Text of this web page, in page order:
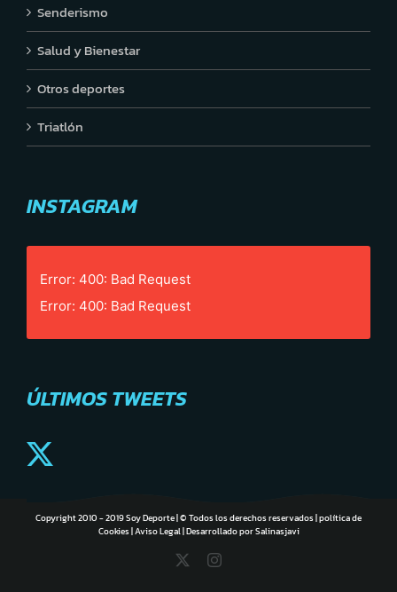
Senderismo
Salud y Bienestar
Otros deportes
Triatlón
INSTAGRAM
Error: 400: Bad Request
Error: 400: Bad Request
ÚLTIMOS TWEETS
Copyright 2010 - 2019 Soy Deporte | © Todos los derechos reservados |política de
Cookies|Aviso Legal| Desarrollado porSalinasjavi
Instagram